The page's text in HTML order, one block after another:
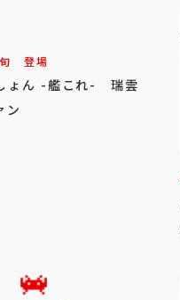
登場
ょん -艦これ- 瑞雲
ン